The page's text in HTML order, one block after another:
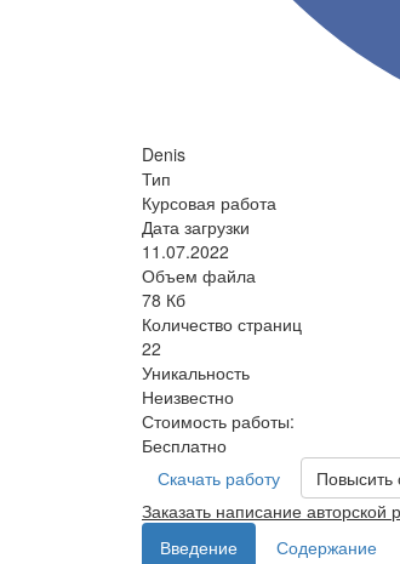
Denis
Тип
Курсовая работа
Дата загрузки
11.07.2022
Объем файла
78 Кб
Количество страниц
22
Уникальность
Неизвестно
Стоимость работы:
Бесплатно
Скачать работу
Повысить
Заказать написание авторской
Введение
Содержание